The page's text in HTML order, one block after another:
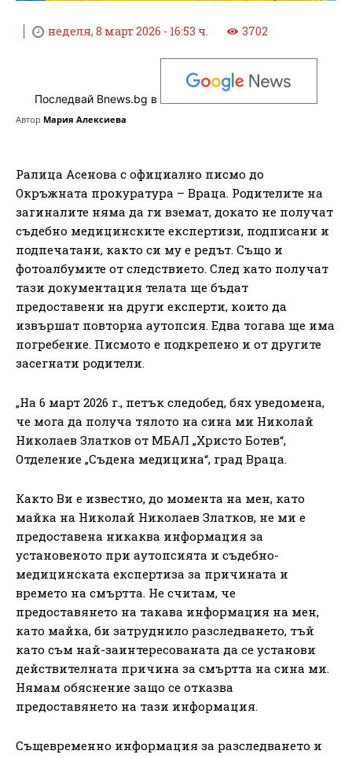
неделя, 8 март 2026 - 16:53 ч. 3702
Последвай Bnews.bg в
Автор Мария Алексиева
Ралица Асенова с официално писмо до
Окръжната прокуратура – Враца. Родителите на
загиналите няма да ги вземат, докато не получат
съдебно медицинските експертизи, подписани и
подпечатани, както си му е редът. Също и
фотоалбумите от следствието. След като получат
тази документация телата ще бъдат
предоставени на други експерти, които да
извършат повторна аутопсия. Едва тогава ще има
погребение. Писмото е подкрепено и от другите
засегнати родители.
„На 6 март 2026 г., петък следобед, бях уведомена,
че мога да получа тялото на сина ми Николай
Николаев Златков от МБАЛ „Христо Ботев“,
Отделение „Съдена медицина“, град Враца.
Както Ви е известно, до момента на мен, като
майка на Николай Николаев Златков, не ми е
предоставена никаква информация за
установеното при аутопсията и съдебно-
медицинската експертиза за причината и
времето на смъртта. Не считам, че
предоставянето на такава информация на мен,
като майка, би затруднило разследването, тъй
като съм най-заинтересованата да се установи
действителната причина за смъртта на сина ми.
Нямам обяснение защо се отказва
предоставянето на тази информация.
Същевременно информация за разследването и